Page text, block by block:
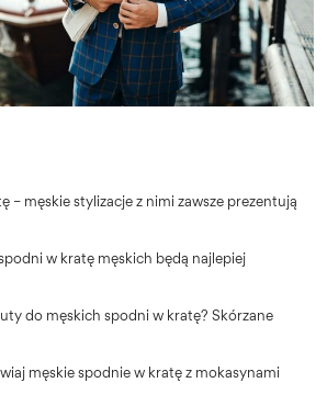
– męskie stylizacje z nimi zawsze prezentują
w kratę męskich będą najlepiej
do męskich spodni w kratę? Skórzane
męskie spodnie w kratę z mokasynami